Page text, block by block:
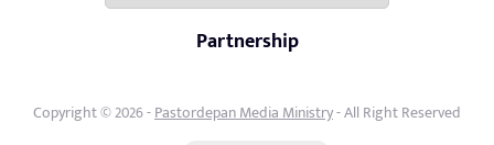
Partnership
Copyright © 2026 -Pastordepan Media Ministry- All Right Reserved